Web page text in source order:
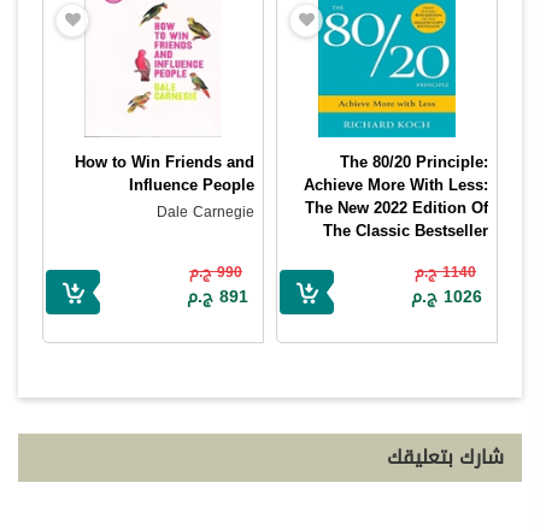
The 80/20 Principle:
Achieve More With Less:
The New 2022 Edition Of
The Classic Bestseller
1140 ج.م
1026 ج.م
How to Win Friends and
Influence People
Dale Carnegie
990 ج.م
891 ج.م
شارك بتعليقك